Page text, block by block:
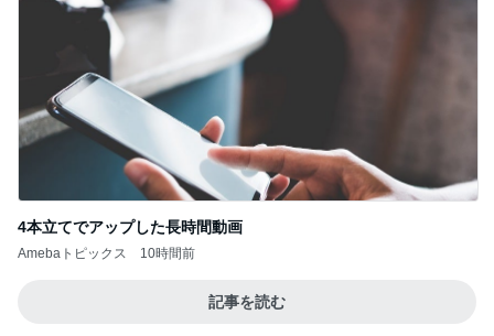
4本立てでアップした長時間動画
Amebaトピックス 10時間前
記事を読む